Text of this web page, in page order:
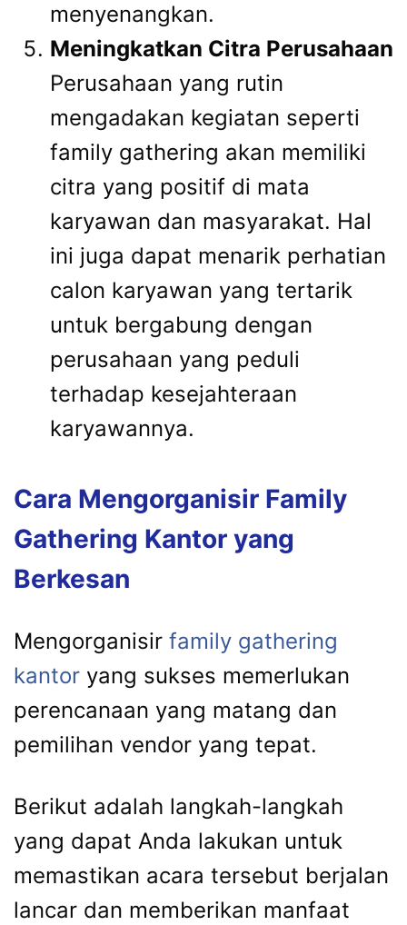
menyenangkan.
Meningkatkan Citra Perusahaan
Perusahaan yang rutin
mengadakan kegiatan seperti
family gathering akan memiliki
citra yang positif di mata
karyawan dan masyarakat. Hal
ini juga dapat menarik perhatian
calon karyawan yang tertarik
untuk bergabung dengan
perusahaan yang peduli
terhadap kesejahteraan
karyawannya.
Cara Mengorganisir Family
Gathering Kantor yang
Berkesan
Mengorganisir family gathering
kantor yang sukses memerlukan
perencanaan yang matang dan
pemilihan vendor yang tepat.
Berikut adalah langkah-langkah
yang dapat Anda lakukan untuk
memastikan acara tersebut berjalan
lancar dan memberikan manfaat